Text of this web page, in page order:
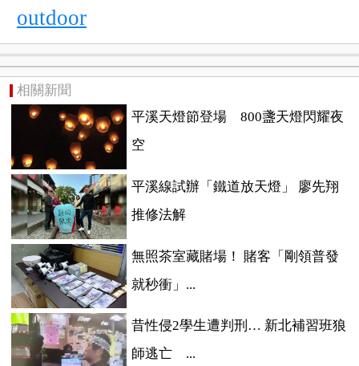
outdoor
相關新聞
平溪天燈節登場 800盞天燈閃耀夜
空
平溪線試辦「鐵道放天燈」 廖先翔
推修法解
無照茶室藏賭場！ 賭客「剛領普發
就秒衝」...
昔性侵2學生遭判刑… 新北補習班狼
師逃亡 ...